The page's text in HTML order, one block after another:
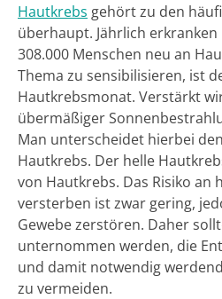
Hautkrebs gehört zu den
überhaupt. Jährlich
308.000 Menschen neu an
Thema zu sensibilisieren, ist
Hautkrebsmonat. Verstärkt
übermäßiger
Man unterscheidet hierbei
Hautkrebs. Der helle
von Hautkrebs. Das Risiko an
versterben ist zwar gering,
Gewebe zerstören. Daher
unternommen werden, die
und damit notwendig
zu vermeiden.